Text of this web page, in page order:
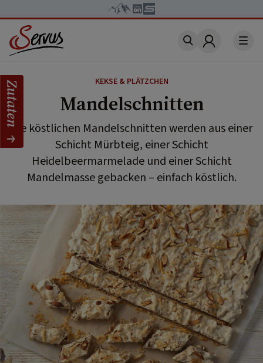
Account
KEKSE & PLÄTZCHEN
Mandelschnitten
Die köstlichen Mandelschnitten werden aus einer
Schicht Mürbteig, einer Schicht
Heidelbeermarmelade und einer Schicht
Mandelmasse gebacken – einfach köstlich.
Zutaten